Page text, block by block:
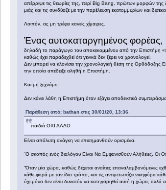
απέρριψε τις θεωρίες της, περί Big Bang, πρώτων μορφών της
μιάς και τις συνδύαζε με την παρέλευση εκατομμυρίων και
Λοιπόν, ας μη τρέφει κανείς χίμαιρες.
Ένας αυτοκαταργημένος φορέας,
δηλαδή το παράγωγο του αποκεκομμένου από την Επιστήμη
καθώς έχει παραδεχθεί ότι γενικά δεν ξέρει να χρονολογεί,
Δεν μπορεί να κλονίσει την χρονολογική θέση της Ορθόδοξης
την οποία απέδειξε αληθή η Επιστήμη.
Και μη ξεχνάμε.
Δεν κάνει λάθη η Επιστήμη όταν εξάγει αποδεικτικά
Παράθεση από: bathan στις 30/01/20, 13:36
παιδιά ΟΧΙ ΑΛΛΟ
Είναι απόλυτη ανάγκη να επισημανθούν ορισμένα.
“Ο σκοπός ενός διαλόγου Είναι Να Εμφανισθούν Αλήθειες, Οι
“Όταν μία χώρα, καθώς δέχεται αναίτιες επαναλαμβανόμενες
κάθε φορά με τον ίδιο τρόπο, και τις αντιμετωπίζει νικηφόρα
όχι μόνο δεν είναι δυνατόν να κατηγορηθεί αυτή η χώρα, αλλά